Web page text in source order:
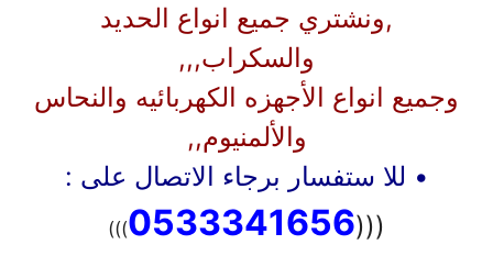
,ونشتري جميع انواع الحديد
والسكراب,,,
وجميع انواع الأجهزه الكهربائيه والنحاس
والألمنيوم,,
• للا ستفسار برجاء الاتصال على :
(((
0533341656
)))